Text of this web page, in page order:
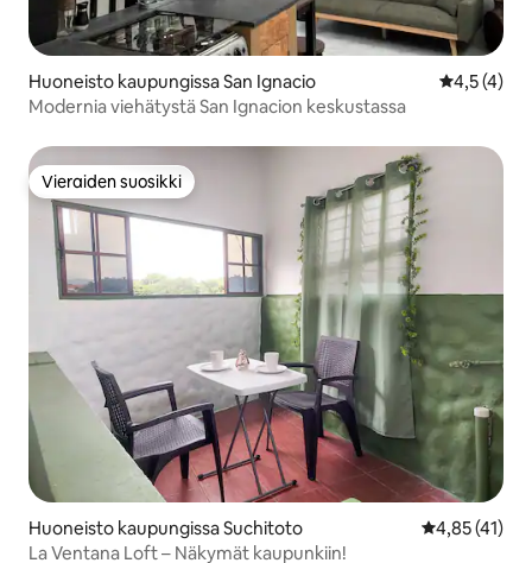
Huoneisto kaupungissa San Ignacio
4,5 (4)
Modernia viehätystä San Ignacion keskustassa
Vieraiden suosikki
Vieraiden suosikki
Huoneisto kaupungissa Suchitoto
4,85 (41)
La Ventana Loft – Näkymät kaupunkiin!